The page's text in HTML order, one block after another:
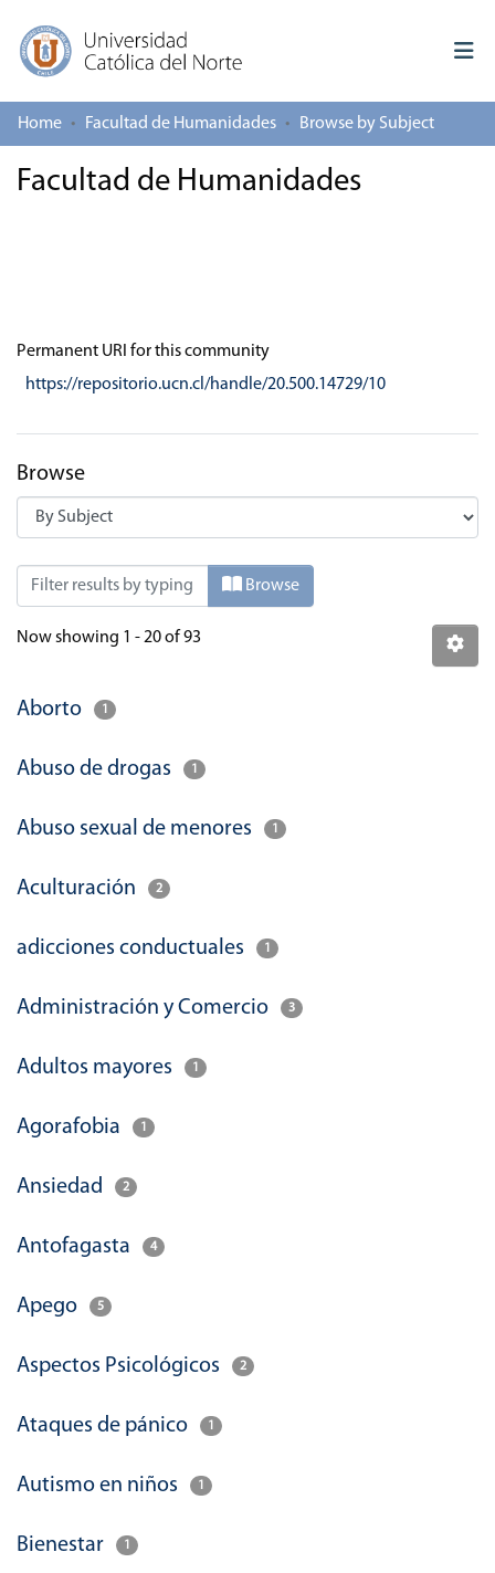
Log In
Communities & Collections
Home Facultad de Humanidades Browse by Subject
Facultad de Humanidades
Permanent URI for this community
https://repositorio.ucn.cl/handle/20.500.14729/10
Browse
Browsing Facultad de Humanidades by
Browse
Now showing 1 - 20 of 93
Aborto 1
Abuso de drogas 1
Abuso sexual de menores 1
Aculturación 2
adicciones conductuales 1
Administración y Comercio 3
Adultos mayores 1
Agorafobia 1
Ansiedad 2
Antofagasta 4
Apego 5
Aspectos Psicológicos 2
Ataques de pánico 1
Autismo en niños 1
Bienestar 1